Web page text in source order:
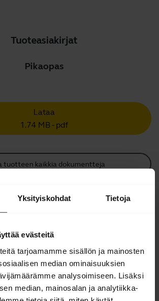
Yksityiskohdat Tietoja
evästeitä
tarjoamamme sisällön ja mainosten
median ominaisuuksien
analysoimiseen. Lisäksi
median, mainosalan ja analytiikka-
Tuoteasiakirjat
Pikaopas
Lataa
1.74 MB - pdf
tuotteen kaikkia dokumentteja